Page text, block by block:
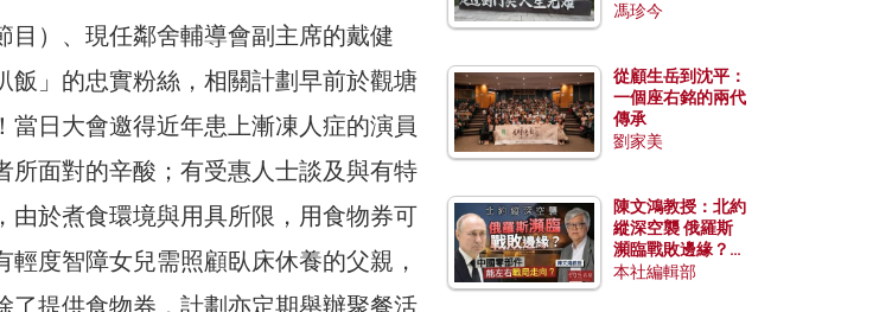
目）、現任鄰舍輔導會副主席的戴健
飯」的忠實粉絲，相關計劃早前於觀塘
日大會邀得近年患上漸凍人症的演員
所面對的辛酸；有受惠人士談及與有特
由於煮食環境與用具所限，用食物券可
度智障女兒需照顧臥床休養的父親，
了提供食物券，計劃亦定期舉辦聚餐活
馮珍今
從顧生岳到沈平：
一個座右銘的兩代
傳承
劉家美
陳文鴻教授：北約
縱深空襲 俄羅斯
瀕臨戰敗邊緣？中
國零部件能左右戰
本社編輯部